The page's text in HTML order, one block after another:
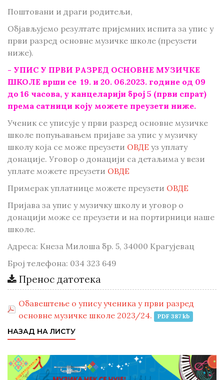
Поштовани и драги родитељи,
Објављујемо резултате пријемних испита за упис у
први разред основне музичке школе (преузети
ниже).
- УПИС У ПРВИ РАЗРЕД ОСНОВНЕ МУЗИЧКЕ
ШКОЛЕ врши се 19. и 20. 06.2023. године од 09
до 16 часова, у канцеларији број 5 (први спрат)
према сатници коју можете преузети ниже.
Ученик се уписује у први разред основне музичке
школе попуњавањем пријаве за упис у музичку
школу која се може преузети ОВДЕ уз уплату
донације. Уговор о донацији са детаљима у вези
уплате можете преузети ОВДЕ
Примерак уплатнице можете преузети ОВДЕ
Пријава за упис у музичку школу и уговор о
донацији може се преузети и на портирници наше
школе.
Адреса: Кнеза Милоша бр. 5, 34000 Крагујевац
Број телефона: 034 323 649
Пренос датотека
Обавештење о упису ученика у први разред
основне музичке школе 2023/24.
PDF 387 kb
НАЗАД НА ЛИСТУ